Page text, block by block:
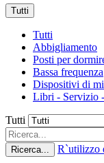
Tutti
Tutti
Abbigliamento
Posti per
Bassa frequenza
Dispositivi di
Libri - Servizio
Tutti
Ricerca... R`utilizzo